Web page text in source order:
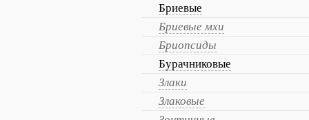
Бриевые
Бриевые мхи
Бриопсиды
Бурачниковые
Злаки
Злаковые